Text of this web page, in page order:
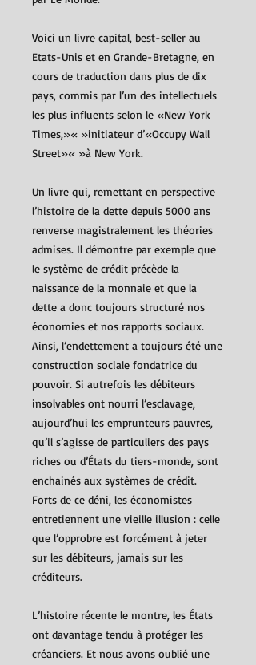
Voici un livre capital, best-seller au
Etats-Unis et en Grande-Bretagne, en
cours de traduction dans plus de dix
pays, commis par l’un des intellectuels
les plus influents selon le «New York
Times,»« »initiateur d’«Occupy Wall
Street»« »à New York.
Un livre qui, remettant en perspective
l’histoire de la dette depuis 5000 ans
renverse magistralement les théories
admises. Il démontre par exemple que
le système de crédit précède la
naissance de la monnaie et que la
dette a donc toujours structuré nos
économies et nos rapports sociaux.
Ainsi, l’endettement a toujours été une
construction sociale fondatrice du
pouvoir. Si autrefois les débiteurs
insolvables ont nourri l’esclavage,
aujourd’hui les emprunteurs pauvres,
qu’il s’agisse de particuliers des pays
riches ou d’États du tiers-monde, sont
enchainés aux systèmes de crédit.
Forts de ce déni, les économistes
entretiennent une vieille illusion : celle
que l’opprobre est forcément à jeter
sur les débiteurs, jamais sur les
créditeurs.
L’histoire récente le montre, les États
ont davantage tendu à protéger les
créanciers. Et nous avons oublié une